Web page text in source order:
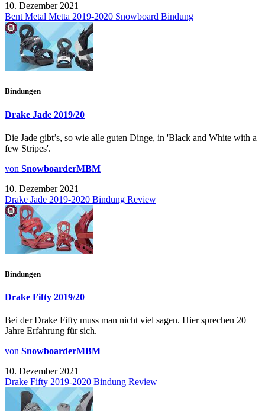
10. Dezember 2021
Bent Metal Metta 2019-2020 Snowboard Bindung
Bindungen
Drake Jade 2019/20
Die Jade gibt’s, so wie alle guten Dinge, in 'Black and White with a
few Stripes'.
von SnowboarderMBM
10. Dezember 2021
Drake Jade 2019-2020 Bindung Review
Bindungen
Drake Fifty 2019/20
Bei der Drake Fifty muss man nicht viel sagen. Hier sprechen 20
Jahre Erfahrung für sich.
von SnowboarderMBM
10. Dezember 2021
Drake Fifty 2019-2020 Bindung Review